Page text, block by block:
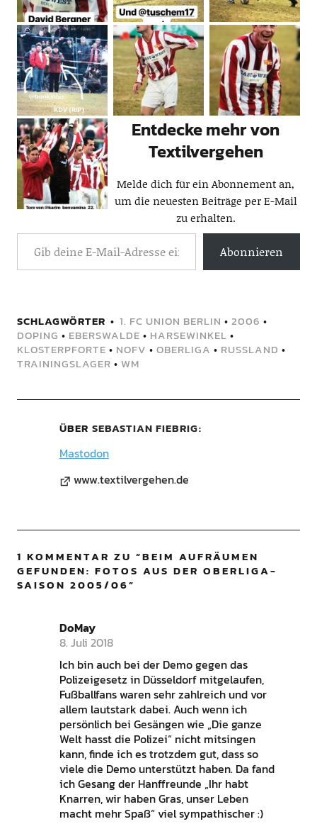
Entdecke mehr von
Textilvergehen
Melde dich für ein Abonnement an,
um die neuesten Beiträge per E-Mail
zu erhalten.
Abonnieren
SCHLAGWÖRTER 1. FC UNION BERLIN • 2006 •
DOPING • EBERSWALDE • HARSEWINKEL •
KLOSTERPFORTE • NOFV • OBERLIGA • RUSSLAND •
TRAININGSLAGER • WM
ÜBER SEBASTIAN FIEBRIG
Mastodon
www.textilvergehen.de
1 KOMMENTAR ZU “BEIM AUFRÄUMEN
GEFUNDEN: FOTOS AUS DER OBERLIGA-
SAISON 2005/06”
DoMay
8. Juli 2018
Ich bin auch bei der Demo gegen das
Polizeigesetz in Düsseldorf mitgelaufen,
Fußballfans waren sehr zahlreich und vor
allem lautstark dabei. Auch wenn ich
persönlich bei Gesängen wie „Die ganze
Welt hasst die Polizei“ nicht mitsingen
kann, finde ich es trotzdem gut, dass so
viele die Demo unterstützt haben. Da fand
ich Gesang der Hanffreunde „Ihr habt
Knarren, wir haben Gras, unser Leben
macht mehr Spaß“ viel sympathischer :)